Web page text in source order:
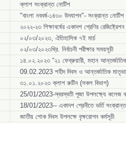
ক্লাশ সংক্রান্ত নোটিশ
"বাংলা নববর্ষ-১৪৩০ উদযাপন"- সংক্রান্ত নোটিশ
২০২২-২৩ শিক্ষাবর্ষের একাদশ শ্রেণির
০২/০৩/২০২৩, ঐতিহাসিক ৭ই মার্চ
০২/০৩/২০২৩খ্রি. নির্বাচনী পরীক্ষার সময়সূচী
১৪.০২.২০২৩ “২১ ফেব্রুয়ারী, মহান আন্তর্জাতিক
09.02.2023 শহীদ দিবস ও আন্তর্জাতিক
৩১.০১.২০২৩ ক্লাশ রুটিন (সকল বিভাগ)
25/01/2023-স্বরস্বতী পূজা উপলক্ষ্যে কলেজ
18/01/2023-- একাদশ শ্রেনীতে ভর্তি সংক্রান্ত
জাতীয় শোক দিবস উপলক্ষে বৃক্ষরোপন কর্মসূচী